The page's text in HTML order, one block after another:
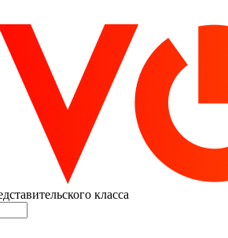
класса